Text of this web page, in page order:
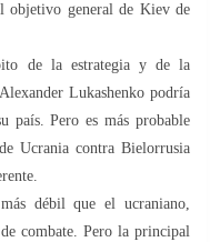
objetivo general de Kiev de
de la estrategia y de la
Lukashenko podría
país. Pero es más probable
Ucrania contra Bielorrusia
débil que el ucraniano,
combate. Pero la principal